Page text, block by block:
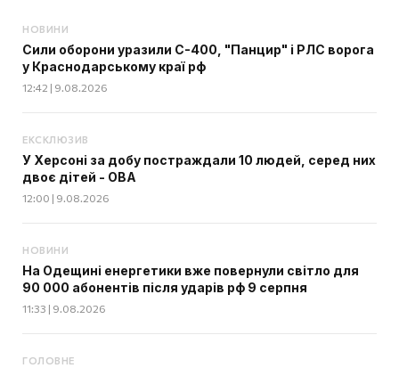
НОВИНИ
Сили оборони уразили С-400, "Панцир" і РЛС ворога
у Краснодарському краї рф
12:42 | 9.08.2026
ЕКСКЛЮЗИВ
У Херсоні за добу постраждали 10 людей, серед них
двоє дітей - ОВА
12:00 | 9.08.2026
НОВИНИ
На Одещині енергетики вже повернули світло для
90 000 абонентів після ударів рф 9 серпня
11:33 | 9.08.2026
ГОЛОВНЕ